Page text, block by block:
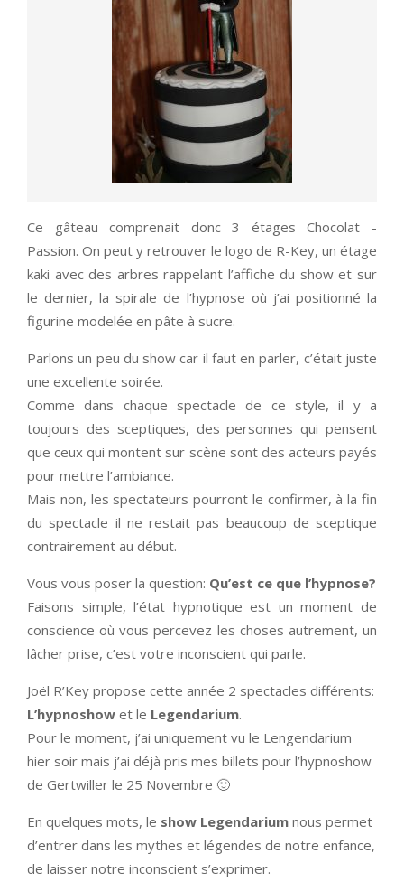
Ce gâteau comprenait donc 3 étages Chocolat -
Passion. On peut y retrouver le logo de R-Key, un étage
kaki avec des arbres rappelant l’affiche du show et sur
le dernier, la spirale de l’hypnose où j’ai positionné la
figurine modelée en pâte à sucre.
Parlons un peu du show car il faut en parler, c’était juste
une excellente soirée.
Comme dans chaque spectacle de ce style, il y a
toujours des sceptiques, des personnes qui pensent
que ceux qui montent sur scène sont des acteurs payés
pour mettre l’ambiance.
Mais non, les spectateurs pourront le confirmer, à la fin
du spectacle il ne restait pas beaucoup de sceptique
contrairement au début.
Vous vous poser la question: Qu’est ce que l’hypnose?
Faisons simple, l’état hypnotique est un moment de
conscience où vous percevez les choses autrement, un
lâcher prise, c’est votre inconscient qui parle.
Joël R’Key propose cette année 2 spectacles différents:
L’hypnoshow et le Legendarium.
Pour le moment, j’ai uniquement vu le Lengendarium
hier soir mais j’ai déjà pris mes billets pour l’hypnoshow
de Gertwiller le 25 Novembre 🙂
En quelques mots, le show Legendarium nous permet
d’entrer dans les mythes et légendes de notre enfance,
de laisser notre inconscient s’exprimer.